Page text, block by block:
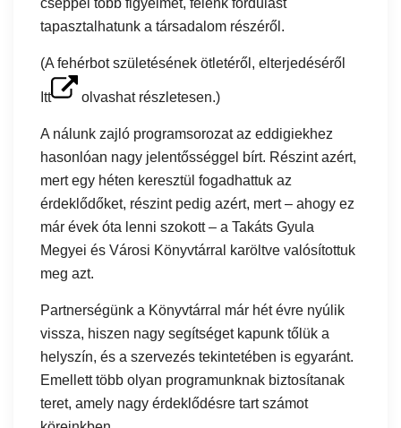
cseppel több figyelmet, felénk fordulást
tapasztalhatunk a társadalom részéről.
(A fehérbot születésének ötletéről, elterjedéséről
Itt olvashat részletesen.)
A nálunk zajló programsorozat az eddigiekhez
hasonlóan nagy jelentősséggel bírt. Részint azért,
mert egy héten keresztül fogadhattuk az
érdeklődőket, részint pedig azért, mert – ahogy ez
már évek óta lenni szokott – a Takáts Gyula
Megyei és Városi Könyvtárral karöltve valósítottuk
meg azt.
Partnerségünk a Könyvtárral már hét évre nyúlik
vissza, hiszen nagy segítséget kapunk tőlük a
helyszín, és a szervezés tekintetében is egyaránt.
Emellett több olyan programunknak biztosítanak
teret, amely nagy érdeklődésre tart számot